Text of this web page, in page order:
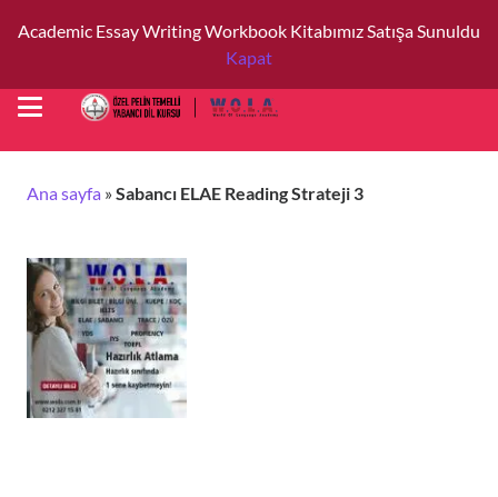
Academic Essay Writing Workbook Kitabımız Satışa Sunuldu
Kapat
Ana sayfa »Sabancı ELAE Reading Strateji 3